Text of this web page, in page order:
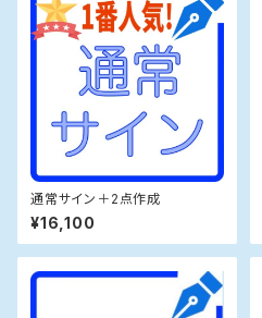
通常サイン＋2点作成
¥16,100